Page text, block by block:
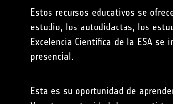
Estos recursos educativos se
estudio, los autodidactas, los
Excelencia Científica de la ESA
presencial.
Esta es su oportunidad de